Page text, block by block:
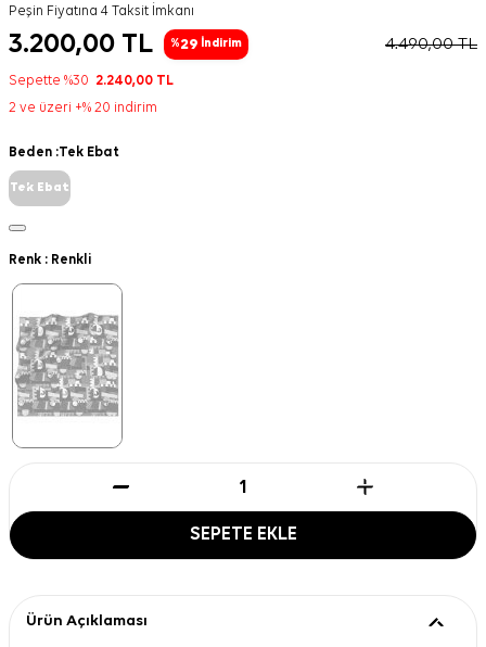
Peşin Fiyatına 4 Taksit İmkanı
3.200,00 TL %29 İndirim 4.490,00TL
Sepette %30 2.240,00 TL
2 ve üzeri +% 20 indirim
Beden :Tek Ebat
Tek Ebat
Renk : Renkli
SEPETE EKLE
Ürün Açıklaması